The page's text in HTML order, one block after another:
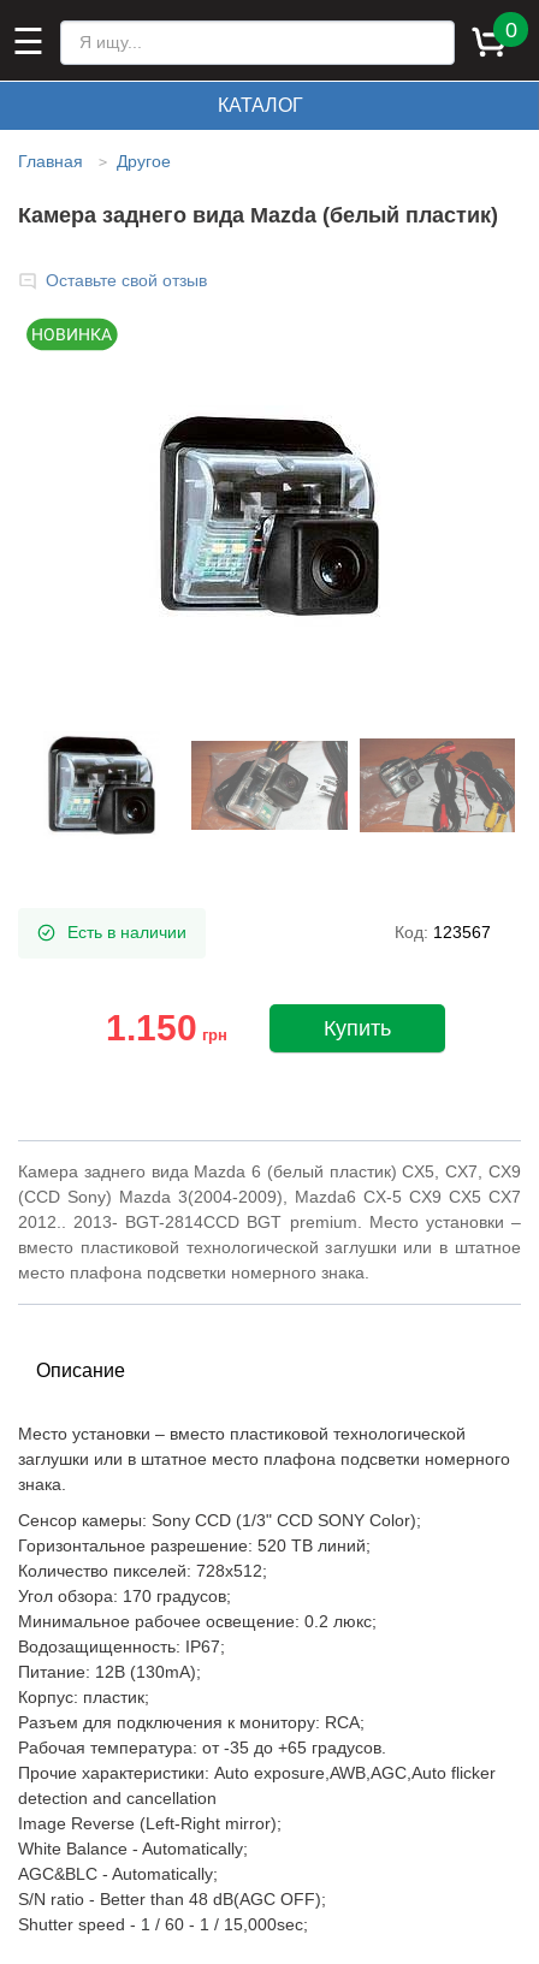
☰ 0
КАТАЛОГ
Главная > Другое
Камера заднего вида Mazda (белый пластик)
Оставьте свой отзыв
Есть в наличии Код: 123567
1.150 грн Купить
Камера заднего вида Mazda 6 (белый пластик) CX5, CX7, CX9
(CCD Sony) Mazda 3(2004-2009), Mazda6 CX-5 CX9 CX5 CX7
2012.. 2013- BGT-2814CCD BGT premium. Место установки –
вместо пластиковой технологической заглушки или в штатное
место плафона подсветки номерного знака.
Описание
Место установки – вместо пластиковой технологической
заглушки или в штатное место плафона подсветки номерного
знака.
Сенсор камеры: Sony CCD (1/3" CCD SONY Color);
Горизонтальное разрешение: 520 ТВ линий;
Количество пикселей: 728x512;
Угол обзора: 170 градусов;
Минимальное рабочее освещение: 0.2 люкс;
Водозащищенность: IP67;
Питание: 12В (130mA);
Корпус: пластик;
Разъем для подключения к монитору: RCA;
Рабочая температура: от -35 до +65 градусов.
Прочие характеристики: Auto exposure,AWB,AGC,Auto flicker
detection and cancellation
Image Reverse (Left-Right mirror);
White Balance - Automatically;
AGC&BLC - Automatically;
S/N ratio - Better than 48 dB(AGC OFF);
Shutter speed - 1 / 60 - 1 / 15,000sec;